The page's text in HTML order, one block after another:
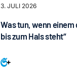
3. JULI 2026
Was tun, wenn einem
bis zum Hals steht“